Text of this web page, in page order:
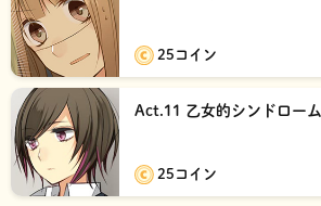
25コイン
Act.11 乙女的シンドローム
25コイン